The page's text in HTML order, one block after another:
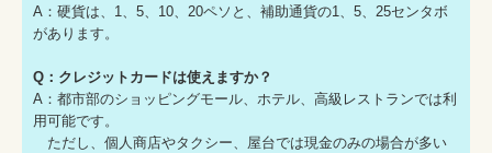
A：硬貨は、1、5、10、20ペソと、補助通貨の1、5、25センタボ
があります。
Q：クレジットカードは使えますか？
A：都市部のショッピングモール、ホテル、高級レストランでは利
用可能です。
ただし、個人商店やタクシー、屋台では現金のみの場合が多い